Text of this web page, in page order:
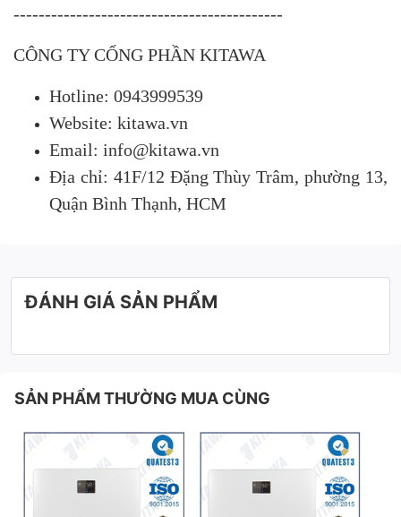
-------------------------------------------
CÔNG TY CỔNG PHẦN KITAWA
Hotline: 0943999539
Website: kitawa.vn
Email: info@kitawa.vn
Địa chỉ: 41F/12 Đặng Thùy Trâm, phường 13,
Quận Bình Thạnh, HCM
ĐÁNH GIÁ SẢN PHẨM
SẢN PHẨM THƯỜNG MUA CÙNG